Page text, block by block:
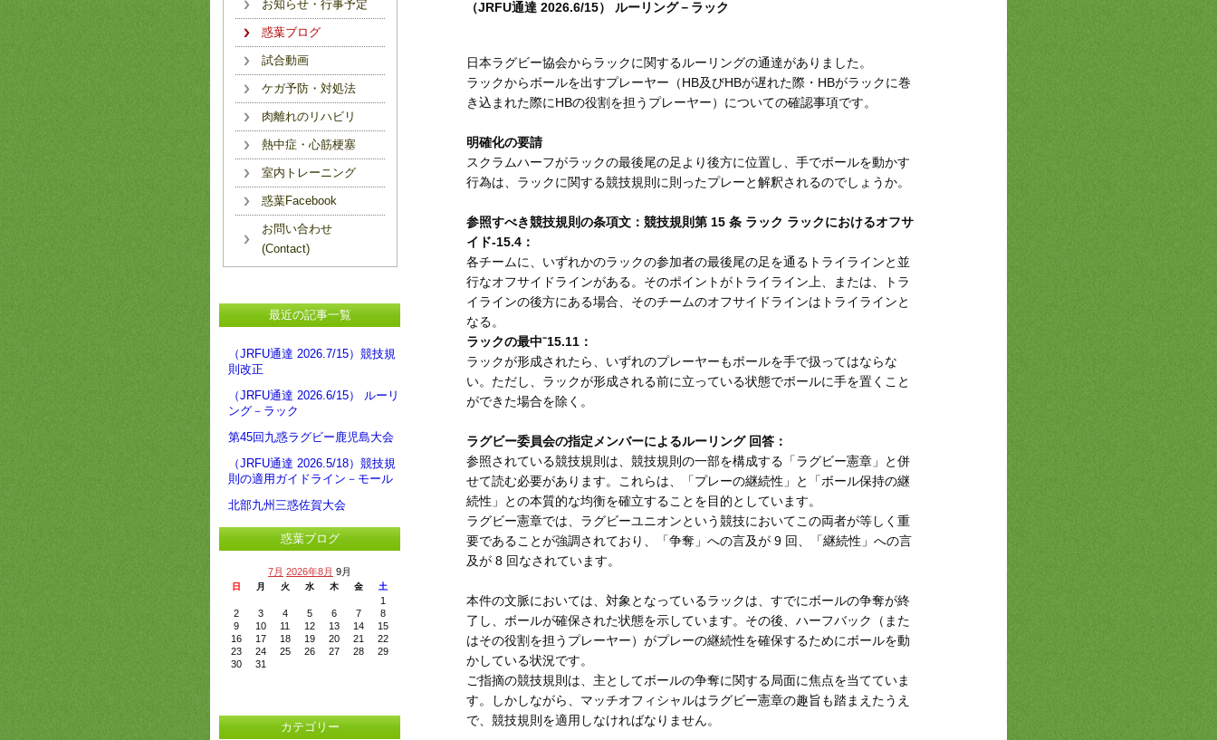
（JRFU通達 2026.6/15） ルーリング－ラック
日本ラグビー協会からラックに関するルーリングの通達がありました。
ラックからボールを出すプレーヤー（HB及びHBが遅れた際・HBがラックに巻
き込まれた際にHBの役割を担うプレーヤー）についての確認事項です。
明確化の要請
スクラムハーフがラックの最後尾の足より後方に位置し、手でボールを動かす
行為は、ラックに関する競技規則に則ったプレーと解釈されるのでしょうか。
参照すべき競技規則の条項文：競技規則第 15 条 ラック ラックにおけるオフサ
イド-15.4：
各チームに、いずれかのラックの参加者の最後尾の足を通るトライラインと並
行なオフサイドラインがある。そのポイントがトライライン上、または、トラ
イラインの後方にある場合、そのチームのオフサイドラインはトライラインと
なる。
ラックの最中⁻15.11：
ラックが形成されたら、いずれのプレーヤーもボールを手で扱ってはならな
い。ただし、ラックが形成される前に立っている状態でボールに手を置くこと
ができた場合を除く。
ラグビー委員会の指定メンバーによるルーリング 回答：
参照されている競技規則は、競技規則の一部を構成する「ラグビー憲章」と併
せて読む必要があります。これらは、「プレーの継続性」と「ボール保持の継
続性」との本質的な均衡を確立することを目的としています。
ラグビー憲章では、ラグビーユニオンという競技においてこの両者が等しく重
要であることが強調されており、「争奪」への言及が 9 回、「継続性」への言
及が 8 回なされています。
本件の文脈においては、対象となっているラックは、すでにボールの争奪が終
了し、ボールが確保された状態を示しています。その後、ハーフバック（また
はその役割を担うプレーヤー）がプレーの継続性を確保するためにボールを動
かしている状況です。
ご指摘の競技規則は、主としてボールの争奪に関する局面に焦点を当てていま
す。しかしながら、マッチオフィシャルはラグビー憲章の趣旨も踏まえたうえ
で、競技規則を適用しなければなりません。
お知らせ・行事予定
惑葉ブログ
試合動画
ケガ予防・対処法
肉離れのリハビリ
熱中症・心筋梗塞
室内トレーニング
惑葉Facebook
お問い合わせ
(Contact)
最近の記事一覧
（JRFU通達 2026.7/15）競技規
則改正
（JRFU通達 2026.6/15） ルーリ
ング－ラック
第45回九惑ラグビー鹿児島大会
（JRFU通達 2026.5/18）競技規
則の適用ガイドライン－モール
北部九州三惑佐賀大会
惑葉ブログ
7月 2026年8月 9月
日 月 火 水 木 金 土
1
2
3 4 5 6 7
8
9
10 11 12 13 14
15
16
17 18 19 20 21
22
23
24 25 26 27 28
29
30
31
カテゴリー